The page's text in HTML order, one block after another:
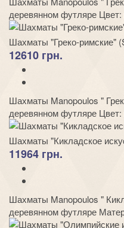
деревянном футляре
Шахматы "Греко-римские"
12610 грн.
Шахматы Manopoulos "
деревянном футляре
Шахматы "Кикладское
11964 грн.
Шахматы Manopoulos "
деревянном футляре